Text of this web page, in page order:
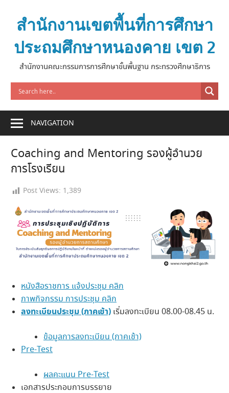
contentสำนักงานเขตพื้นที่การศึกษา
ประถมศึกษาหนองคาย เขต 2
สำนักงานคณะกรรมการการศึกษาขั้นพื้นฐาน กระทรวงศึกษาธิการ
NAVIGATION
Coaching and Mentoring รองผู้อำนวย
การโรงเรียน
Post Views: 1,389
หนังสือราชการ แจ้งประชุม คลิก
ภาพกิจกรรม การประชุม คลิก
ลงทะเบียนประชุม (ภาคเช้า) เริ่มลงทะเบียน 08.00-08.45 น.
ข้อมูลการลงทะเบียน (ภาคเช้า)
Pre-Test
ผลคะแนน Pre-Test
เอกสารประกอบการบรรยาย